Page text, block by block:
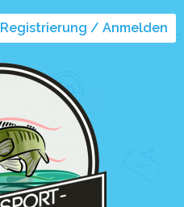
Registrierung / Anmelden